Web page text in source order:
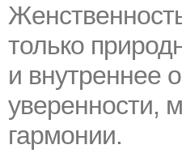
только
и внутреннее
уверенности,
гармонии.